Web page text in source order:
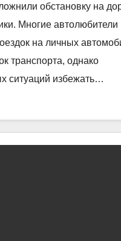
обстановку на
Многие автолюбители
на личных
транспорта, однако
ситуаций избежать…